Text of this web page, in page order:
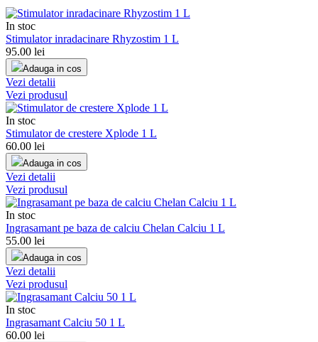
In stoc
Stimulator inradacinare Rhyzostim 1 L
95.00 lei
Adauga in cos
Vezi detalii
Vezi produsul
In stoc
Stimulator de crestere Xplode 1 L
60.00 lei
Adauga in cos
Vezi detalii
Vezi produsul
In stoc
Ingrasamant pe baza de calciu Chelan Calciu 1 L
55.00 lei
Adauga in cos
Vezi detalii
Vezi produsul
In stoc
Ingrasamant Calciu 50 1 L
60.00 lei